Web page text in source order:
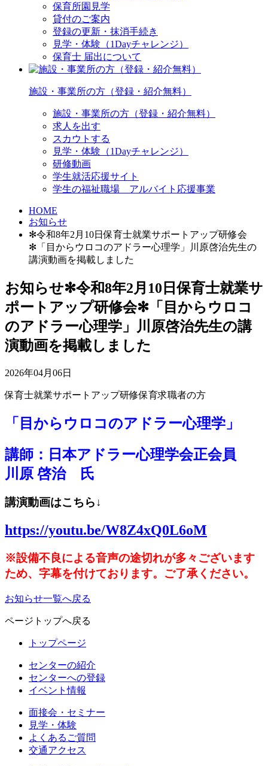
保育所園見学
貸付のご案内
登録の更新・抹消手続き
見学・体験（1Dayチャレンジ）
保育士 届出について
施設・事業所の方（登録・紹介無料）
施設・事業所の方（登録・紹介無料）
求人を出す
スカウトする
見学・体験（1Dayチャレンジ）
研修動画
学生就活応援サイト
学生の福祉職場 アルバイト応援事業
HOME
お知らせ
✻令和8年2月10日保育士就業サポートアップ研修会
✻「目からウロコのアドラー心理学」川原啓治先生の
講演動画を掲載しました
お知らせ✻令和8年2月10日保育士就業サ
ポートアップ研修会✻「目からウロコ
のアドラー心理学」川原啓治先生の講
演動画を掲載しました
2026年04月06日
保育士就業サポートアップ研修保育求職者の方
「目からウロコのアドラー心理学」
講師：日本アドラー心理学会正会員
川原 啓治 氏
講演動画はこちら↓
https://youtu.be/W8Z4xQ0L6oM
※設備不良による音声の途切れが多々ございます
ため、字幕を付けております。ご了承ください。
お知らせ一覧へ戻る
ページトップへ戻る
トップページ
センターの紹介
センターへの登録
イベント情報
面接会・セミナー
見学・体験
よくあるご質問
交通アクセス